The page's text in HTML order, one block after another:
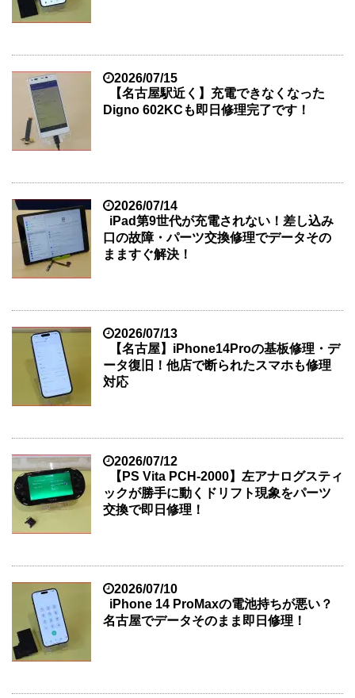
2026/07/15
【名古屋駅近く】充電できなくなった
Digno 602KCも即日修理完了です！
2026/07/14
iPad第9世代が充電されない！差し込み
口の故障・パーツ交換修理でデータその
まますぐ解決！
2026/07/13
【名古屋】iPhone14Proの基板修理・デ
ータ復旧！他店で断られたスマホも修理
対応
2026/07/12
【PS Vita PCH-2000】左アナログスティ
ックが勝手に動くドリフト現象をパーツ
交換で即日修理！
2026/07/10
iPhone 14 ProMaxの電池持ちが悪い？
名古屋でデータそのまま即日修理！